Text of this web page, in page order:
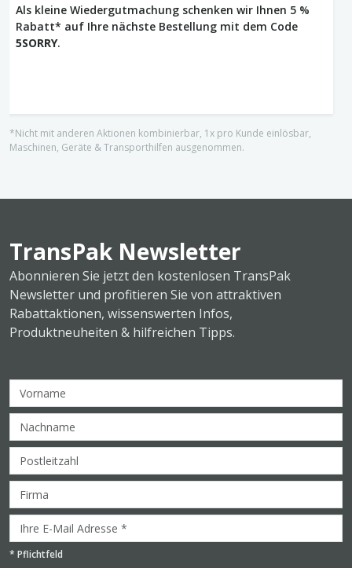
Als kleine Wiedergutmachung schenken wir Ihnen 5 %
Rabatt* auf Ihre nächste Bestellung mit dem Code
5SORRY.
*Nicht mit anderen Aktionen kombinierbar, 1x pro Kunde einlösbar,
Maschinen, Geräte & Transporthilfen ausgenommen.
TransPak Newsletter
Abonnieren Sie jetzt den kostenlosen TransPak
Newsletter und profitieren Sie von attraktiven
Rabattaktionen, wissenswerten Infos,
Produktneuheiten & hilfreichen Tipps.
* Pflichtfeld